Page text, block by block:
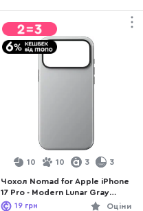
10 10 3 3
Чохол Nomad for Apple iPhone
17 Pro - Modern Lunar Gray
(NM014018858)
Оціни
19 грн